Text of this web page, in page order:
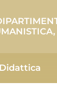
Didattica